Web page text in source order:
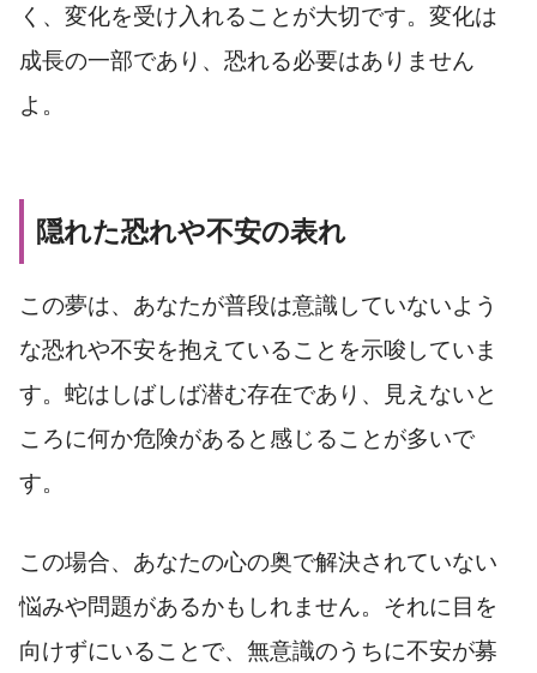
く、変化を受け入れることが大切です。変化は
成長の一部であり、恐れる必要はありません
よ。
隠れた恐れや不安の表れ
この夢は、あなたが普段は意識していないよう
な恐れや不安を抱えていることを示唆していま
す。蛇はしばしば潜む存在であり、見えないと
ころに何か危険があると感じることが多いで
す。
この場合、あなたの心の奥で解決されていない
悩みや問題があるかもしれません。それに目を
向けずにいることで、無意識のうちに不安が募